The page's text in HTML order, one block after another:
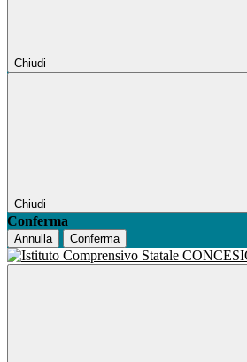
Chiudi
Chiudi
Conferma
Annulla Conferma